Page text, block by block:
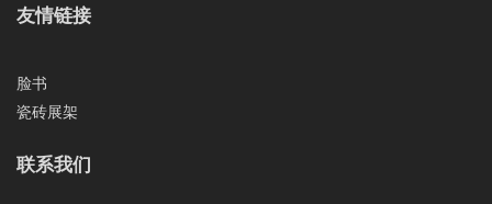
友情链接
脸书
瓷砖展架
联系我们